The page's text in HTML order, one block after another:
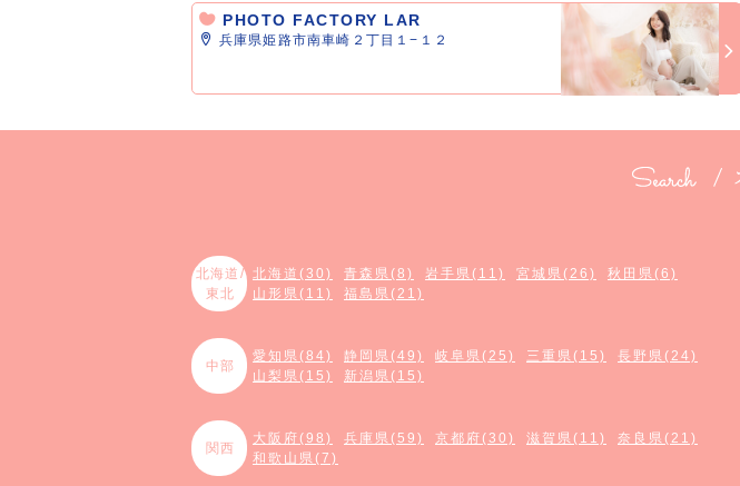
PHOTO FACTORY LAR
兵庫県姫路市南車崎２丁目１−１２
北海道/
東北
北海道(30) 青森県(8) 岩手県(11) 宮城県(26)
秋田県(6)
山形県(11)
福島県(21)
中部
愛知県(84) 静岡県(49) 岐阜県(25) 三重県(15)
長野県(24)
山梨県(15)
新潟県(15)
関西
大阪府(98) 兵庫県(59) 京都府(30) 滋賀県(11)
奈良県(21)
和歌山県(7)